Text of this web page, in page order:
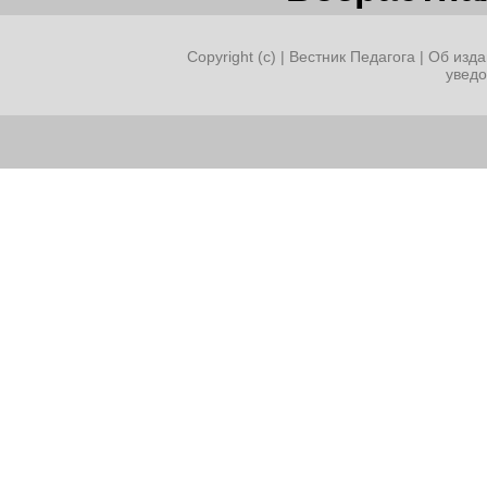
Copyright (c) | Вестник Педагога | Об